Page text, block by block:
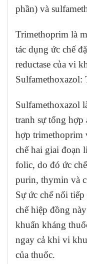
phần) và
Trimethoprim là
tác dụng ức chế
reductase của vi
Sulfamethoxazol:
Sulfamethoxazol
tranh sự tổng
hợp trimethoprim
chế hai giai đoạn
folic, do đó ức
purin, thymin và
Sự ức chế nối
chế hiệp đồng
khuẩn kháng
ngay cả khi vi
của thuốc.